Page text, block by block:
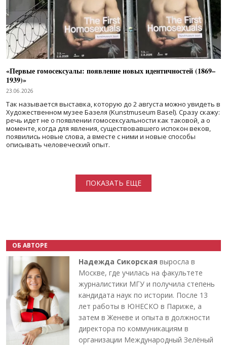
«Первые гомосексуалы: появление новых идентичностей (1869–
1939)»
23.06.2026
Так называется выставка, которую до 2 августа можно увидеть в
Художественном музее Базеля (Kunstmuseum Basel). Сразу скажу:
речь идет не о появлении гомосексуальности как таковой, а о
моменте, когда для явления, существовавшего испокон веков,
появились новые слова, а вместе с ними и новые способы
описывать человеческий опыт.
ПОКАЗАТЬ ЕЩЕ
ОБ АВТОРЕ
Надежда Сикорская выросла в
Москве, где училась на факультете
журналистики МГУ и получила степень
кандидата наук по истории. После 13
лет работы в ЮНЕСКО в Париже, а
затем в Женеве и опыта в должности
директора по коммуникациям в
организации Международный Зелёный